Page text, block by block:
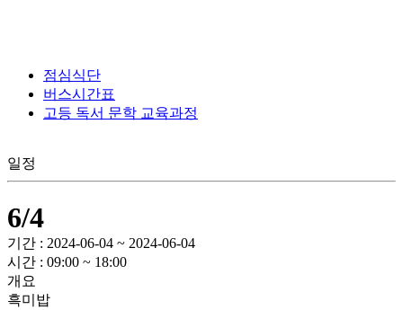
점심식단
버스시간표
고등 독서 문학 교육과정
일정
6/4
기간 : 2024-06-04 ~ 2024-06-04
시간 : 09:00 ~ 18:00
개요
흑미밥